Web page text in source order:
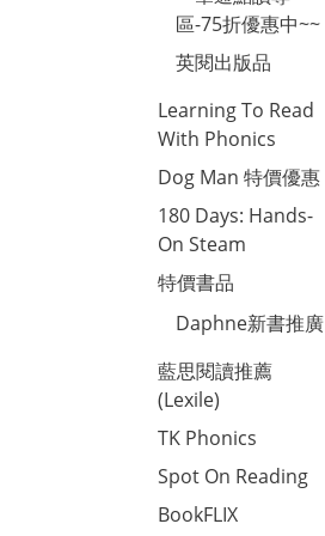
區-75折優惠中~~
英閱出版品
Learning To Read
With Phonics
Dog Man 特價優惠
180 Days: Hands-
On Steam
特價書品
Daphne新書推廣
藍思閱讀推薦
(Lexile)
TK Phonics
Spot On Reading
BookFLIX